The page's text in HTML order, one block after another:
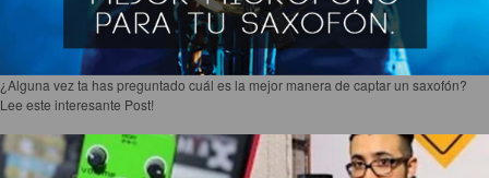
¿Alguna vez ta has preguntado cuál es la mejor manera de captar un saxofón?
Lee este interesante Post!